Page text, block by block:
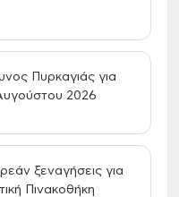
Πυρκαγιάς για
2026
ξεναγήσεις για
Πινακοθήκη